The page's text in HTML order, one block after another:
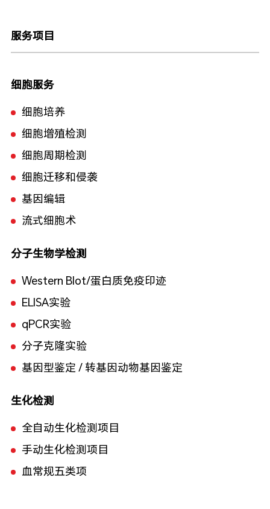
服务项目
细胞服务
细胞培养
细胞增殖检测
细胞周期检测
细胞迁移和侵袭
基因编辑
流式细胞术
分子生物学检测
Western Blot/蛋白质免疫印迹
ELISA实验
qPCR实验
分子克隆实验
基因型鉴定 / 转基因动物基因鉴定
生化检测
全自动生化检测项目
手动生化检测项目
血常规五类项